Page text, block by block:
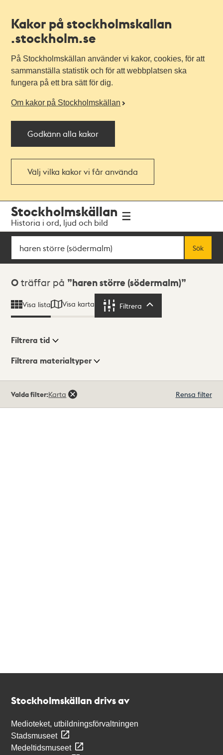
Kakor på stockholmskallan
.stockholm.se
På Stockholmskällan använder vi kakor, cookies, för att
sammanställa statistik och för att webbplatsen ska
fungera på ett bra sätt för dig.
Om kakor på Stockholmskällan
Godkänn alla kakor
Välj vilka kakor vi får använda
navigationen
huvudinnehållet
Stockholmskällan
Historia i ord, ljud och bild
Sök
Sök
Sökresultat
0 träffar på haren större (södermalm)
Visa lista Visa karta Filtrera
Visningsläge
Filtrera tid
Filtrera materialtyper
träffar
Valda filter:Karta Rensa filter
Stockholmskällan drivs av
Medioteket, utbildningsförvaltningen
Stadsmuseet
Medeltidsmuseet